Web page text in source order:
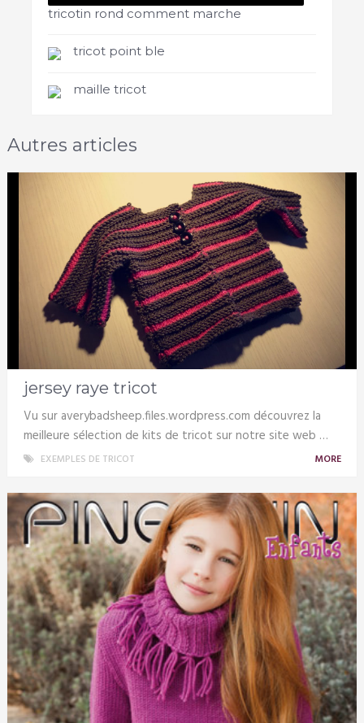
tricotin rond comment marche
tricot point ble
maille tricot
Autres articles
jersey raye tricot
Vu sur averybadsheep.files.wordpress.com découvrez la
meilleure sélection de kits de tricot sur notre site web …
EXEMPLES DE TRICOT MORE